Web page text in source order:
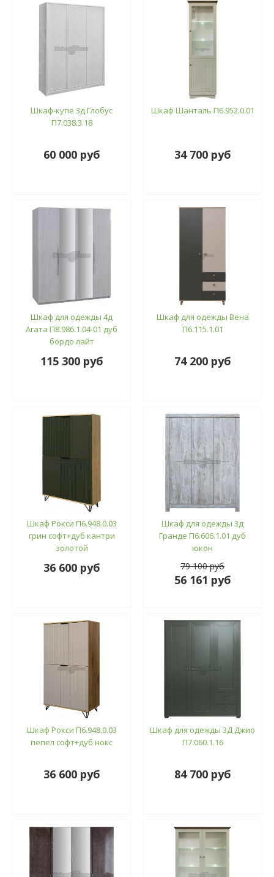
Шкаф-купе 3д Глобус
П7.038.3.18
60 000 руб
Шкаф Шанталь П6.952.0.01
34 700 руб
Шкаф для одежды 4д
Агата П8.986.1.04-01 дуб
бордо лайт
115 300 руб
Шкаф для одежды Вена
П6.115.1.01
74 200 руб
Шкаф Рокси П6.948.0.03
грин софт+дуб кантри
золотой
36 600 руб
Шкаф для одежды 3д
Гранде П6.606.1.01 дуб
юкон
79 100 руб
56 161 руб
Шкаф Рокси П6.948.0.03
пепел софт+дуб нокс
36 600 руб
Шкаф для одежды 3Д Джио
П7.060.1.16
84 700 руб